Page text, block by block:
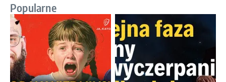
Popularne